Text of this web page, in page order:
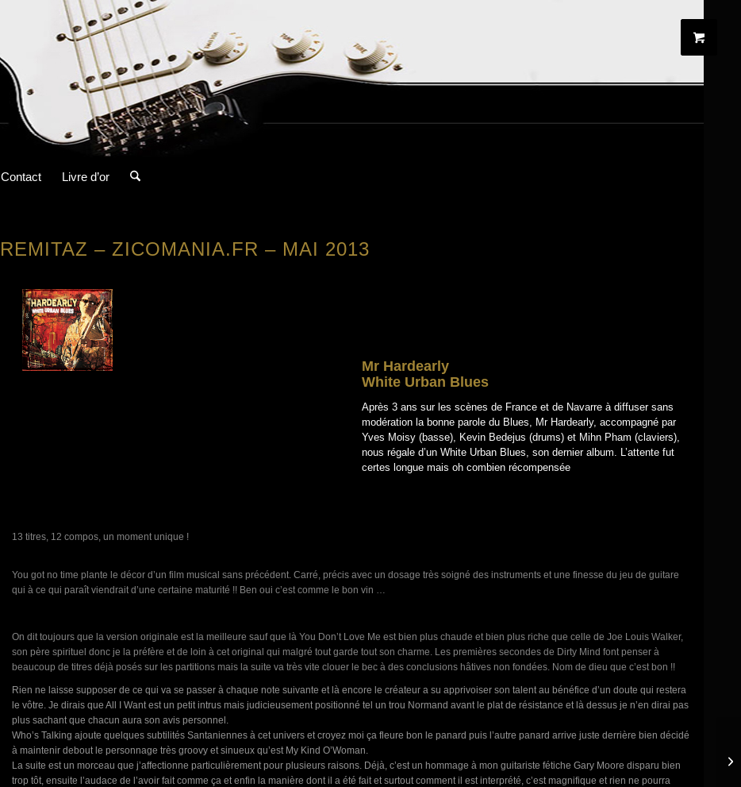
Contact Livre d’or
REMITAZ – ZICOMANIA.FR – MAI 2013
Mr Hardearly
White Urban Blues
Après 3 ans sur les scènes de France et de Navarre à diffuser sans
modération la bonne parole du Blues, Mr Hardearly, accompagné par
Yves Moisy (basse), Kevin Bedejus (drums) et Mihn Pham (claviers),
nous régale d’un White Urban Blues, son dernier album. L’attente fut
certes longue mais oh combien récompensée
13 titres, 12 compos, un moment unique !
You got no time plante le décor d’un film musical sans précédent. Carré, précis avec un dosage très soigné des instruments et une finesse du jeu de guitare
qui à ce qui paraît viendrait d’une certaine maturité !! Ben oui c’est comme le bon vin …
On dit toujours que la version originale est la meilleure sauf que là You Don’t Love Me est bien plus chaude et bien plus riche que celle de Joe Louis Walker,
son père spirituel donc je la préfère et de loin à cet original qui malgré tout garde tout son charme. Les premières secondes de Dirty Mind font penser à
beaucoup de titres déjà posés sur les partitions mais la suite va très vite clouer le bec à des conclusions hâtives non fondées. Nom de dieu que c’est bon !!
Rien ne laisse supposer de ce qui va se passer à chaque note suivante et là encore le créateur a su apprivoiser son talent au bénéfice d’un doute qui restera
le vôtre. Je dirais que All I Want est un petit intrus mais judicieusement positionné tel un trou Normand avant le plat de résistance et là dessus je n’en dirai pas
plus sachant que chacun aura son avis personnel.
Who’s Talking ajoute quelques subtilités Santaniennes à cet univers et croyez moi ça fleure bon le panard puis l’autre panard arrive juste derrière bien décidé
à maintenir debout le personnage très groovy et sinueux qu’est My Kind O’Woman.
La suite est un morceau que j’affectionne particulièrement pour plusieurs raisons. Déjà, c’est un hommage à mon guitariste fétiche Gary Moore disparu bien
trop tôt, ensuite l’audace de l’avoir fait comme ça et enfin la manière dont il a été fait et surtout comment il est interprété, c’est magnifique et rien ne pourra